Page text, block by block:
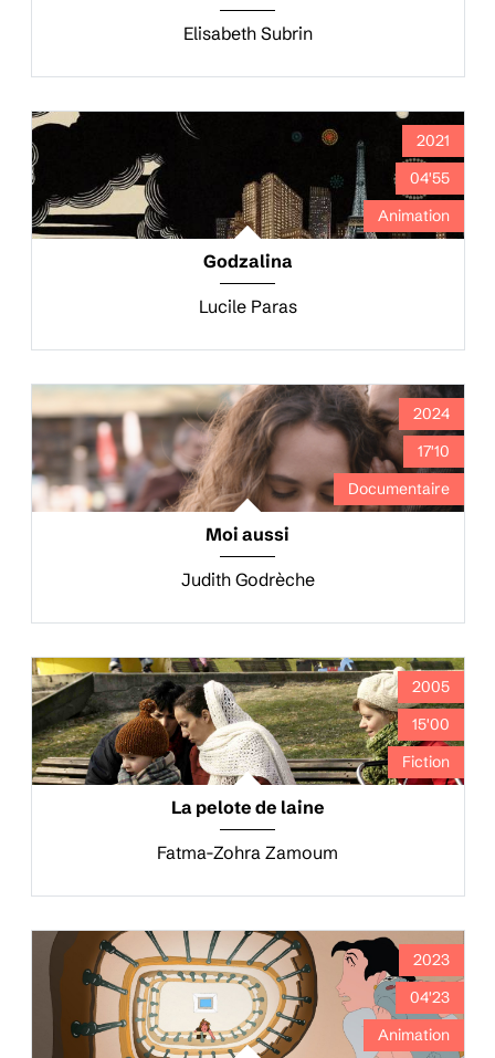
Elisabeth Subrin
2021
04'55
Animation
Godzalina
Lucile Paras
2024
17'10
Documentaire
Moi aussi
Judith Godrèche
2005
15'00
Fiction
La pelote de laine
Fatma-Zohra Zamoum
2023
04'23
Animation